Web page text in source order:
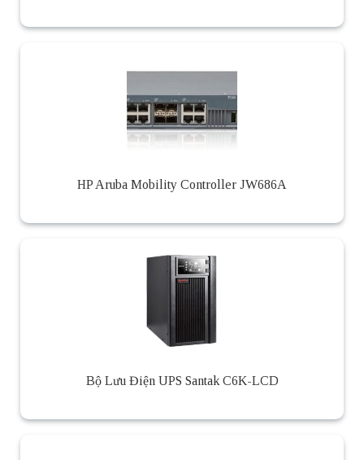
HP Aruba Mobility Controller JW686A
Bộ Lưu Điện UPS Santak C6K-LCD